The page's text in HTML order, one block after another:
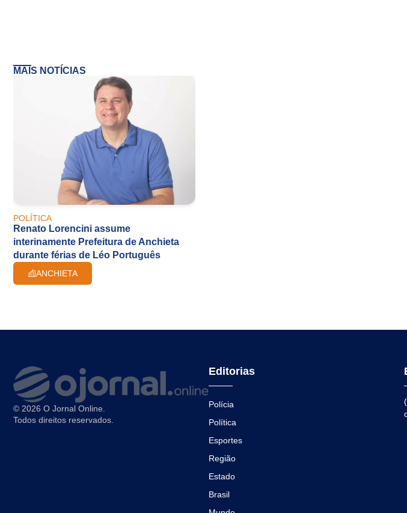
MAIS NOTÍCIAS
POLÍTICA
Renato Lorencini assume
interinamente Prefeitura de Anchieta
durante férias de Léo Português
ANCHIETA
© 2026 O Jornal Online.
Todos direitos reservados.
Editorias
Polícia
Política
Esportes
Região
Estado
Brasil